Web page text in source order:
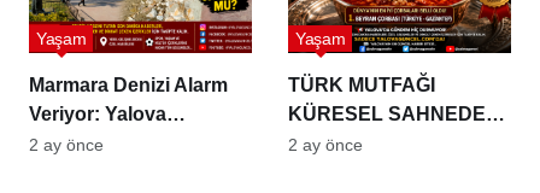
Marmara Denizi Alarm
Veriyor: Yalova
Sahillerinden Yükselen
Yaşam
2 ay önce
TÜRK MUTFAĞI
KÜRESEL SAHNEDE
GÜÇLENİYOR
Yaşam
2 ay önce